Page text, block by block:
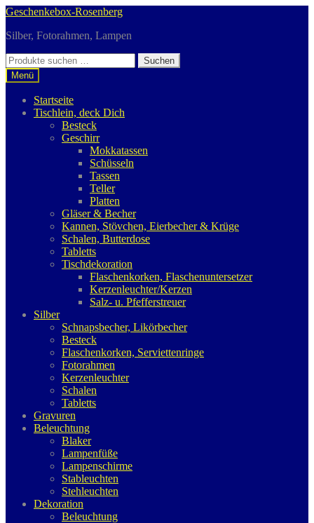
Zur
springen
Zum
springen
Geschenkebox-Rosenberg
Silber, Fotorahmen, Lampen
Suchen
nach:
Suchen
Menü
Startseite
Tischlein, deck Dich
Besteck
Geschirr
Mokkatassen
Schüsseln
Tassen
Teller
Platten
Gläser & Becher
Kannen, Stövchen, Eierbecher & Krüge
Schalen, Butterdose
Tabletts
Tischdekoration
Flaschenkorken, Flaschenuntersetzer
Kerzenleuchter/Kerzen
Salz- u. Pfefferstreuer
Silber
Schnapsbecher, Likörbecher
Besteck
Flaschenkorken, Serviettenringe
Fotorahmen
Kerzenleuchter
Schalen
Tabletts
Gravuren
Beleuchtung
Blaker
Lampenfüße
Lampenschirme
Stableuchten
Stehleuchten
Dekoration
Beleuchtung